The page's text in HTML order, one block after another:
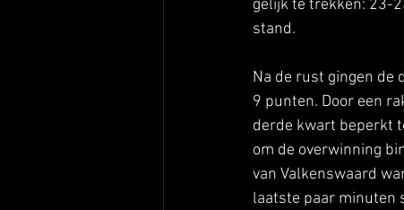
gelijk te trekken: 23-
stand.
Na de rust gingen de
9 punten. Door een
derde kwart beperkt
om de overwinning
van Valkenswaard
laatste paar minuten